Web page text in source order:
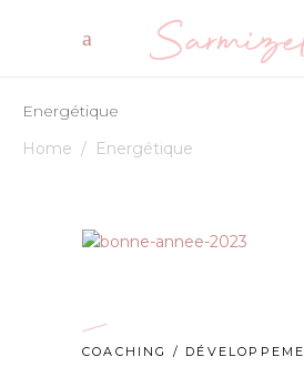
Energétique
Home / Energétique
COACHING /